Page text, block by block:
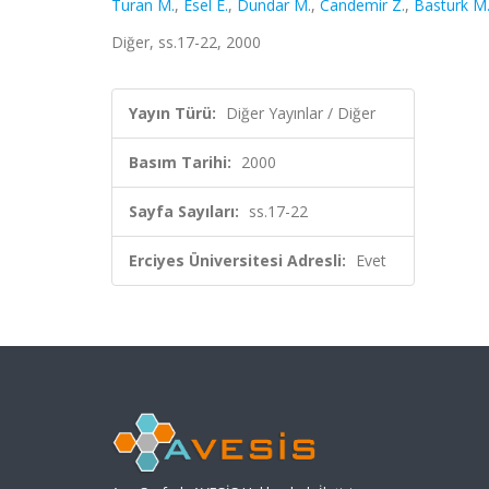
Turan M., Esel E., Dundar M., Candemir Z., Basturk M.
Diğer, ss.17-22, 2000
Yayın Türü: Diğer Yayınlar / Diğer
Basım Tarihi: 2000
Sayfa Sayıları: ss.17-22
Erciyes Üniversitesi Adresli: Evet